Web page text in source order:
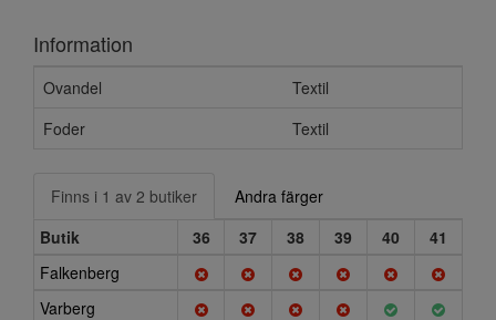
Information
Ovandel
Textil
Foder
Textil
Finns i 1 av 2 butiker
Andra färger
Butik
36 37 38 39 40
41
Falkenberg
Varberg